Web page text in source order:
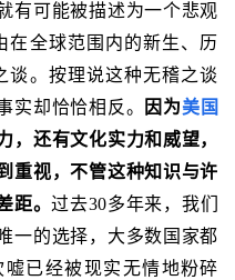
有可能被描述为一个悲观
在全球范围内的新生、历
谈。按理说这种无稽之谈
实却恰恰相反。
因为美国
，还有文化实力和威望，
重视，不管这种知识与许
距。过去30多年来，我们
一的选择，大多数国家都
已经被现实无情地粉碎